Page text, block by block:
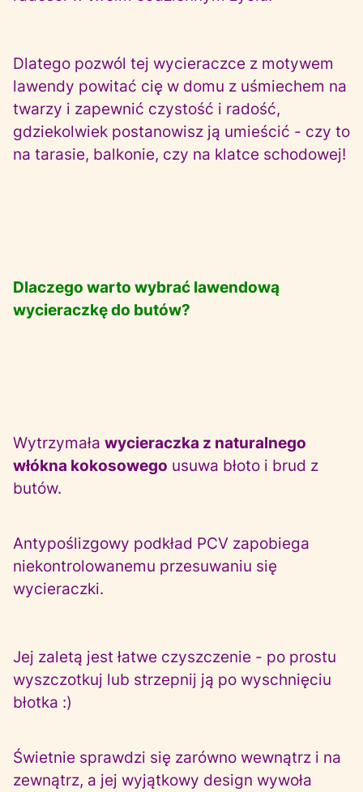
Dlatego pozwól tej wycieraczce z motywem
lawendy powitać cię w domu z uśmiechem na
twarzy i zapewnić czystość i radość,
gdziekolwiek postanowisz ją umieścić - czy to
na tarasie, balkonie, czy na klatce schodowej!
Dlaczego warto wybrać lawendową
wycieraczkę do butów?
Wytrzymała wycieraczka z naturalnego
włókna kokosowego usuwa błoto i brud z
butów.
Antypoślizgowy podkład PCV zapobiega
niekontrolowanemu przesuwaniu się
wycieraczki.
Jej zaletą jest łatwe czyszczenie - po prostu
wyszczotkuj lub strzepnij ją po wyschnięciu
błotka :)
Świetnie sprawdzi się zarówno wewnątrz i na
zewnątrz, a jej wyjątkowy design wywoła